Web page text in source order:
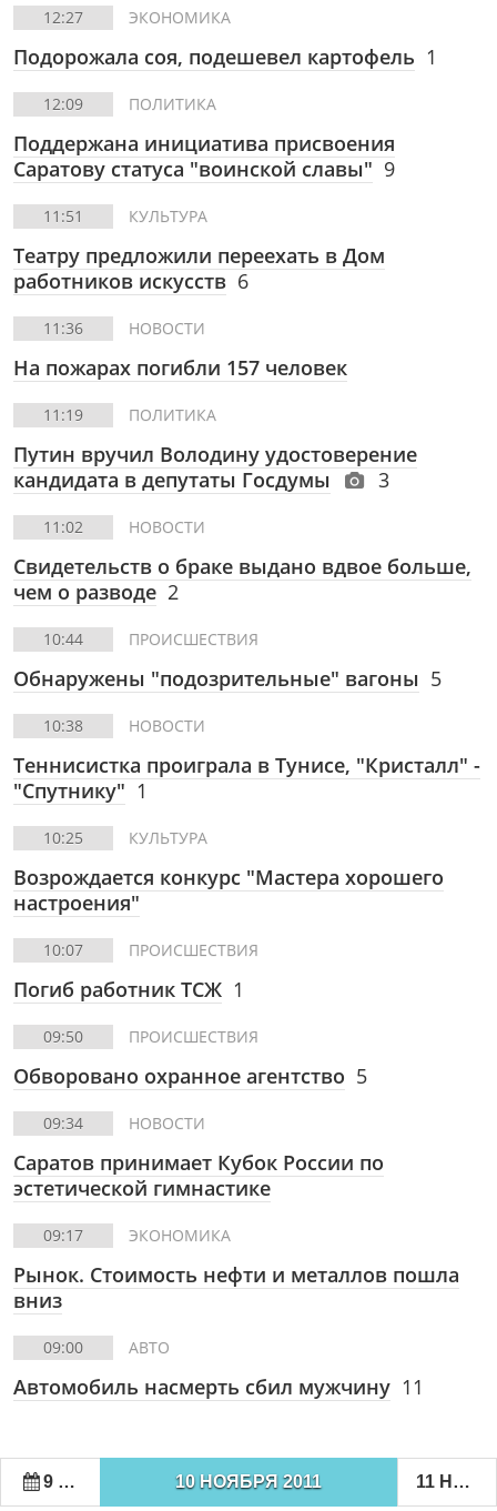
12:27 ЭКОНОМИКА
Подорожала соя, подешевел картофель 1
12:09 ПОЛИТИКА
Поддержана инициатива присвоения
Саратову статуса "воинской славы" 9
11:51 КУЛЬТУРА
Театру предложили переехать в Дом
работников искусств 6
11:36 НОВОСТИ
На пожарах погибли 157 человек
11:19 ПОЛИТИКА
Путин вручил Володину удостоверение
кандидата в депутаты Госдумы
3
11:02 НОВОСТИ
Свидетельств о браке выдано вдвое больше,
чем о разводе 2
10:44 ПРОИСШЕСТВИЯ
Обнаружены "подозрительные" вагоны 5
10:38 НОВОСТИ
Теннисистка проиграла в Тунисе, "Кристалл" -
"Спутнику" 1
10:25 КУЛЬТУРА
Возрождается конкурс "Мастера хорошего
настроения"
10:07 ПРОИСШЕСТВИЯ
Погиб работник ТСЖ 1
09:50 ПРОИСШЕСТВИЯ
Обворовано охранное агентство 5
09:34 НОВОСТИ
Саратов принимает Кубок России по
эстетической гимнастике
09:17 ЭКОНОМИКА
Рынок. Стоимость нефти и металлов пошла
вниз
09:00 АВТО
Автомобиль насмерть сбил мужчину 11
9 НОЯБРЯ 2011 10 НОЯБРЯ 2011 11 НОЯБРЯ 2011